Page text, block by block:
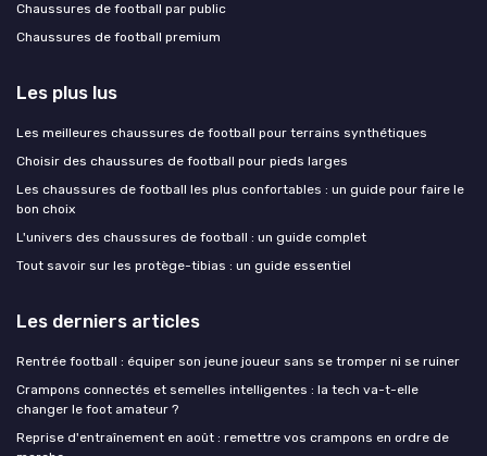
Chaussures de football par public
Chaussures de football premium
Les plus lus
Les meilleures chaussures de football pour terrains synthétiques
Choisir des chaussures de football pour pieds larges
Les chaussures de football les plus confortables : un guide pour faire le
bon choix
L'univers des chaussures de football : un guide complet
Tout savoir sur les protège-tibias : un guide essentiel
Les derniers articles
Rentrée football : équiper son jeune joueur sans se tromper ni se ruiner
Crampons connectés et semelles intelligentes : la tech va-t-elle
changer le foot amateur ?
Reprise d'entraînement en août : remettre vos crampons en ordre de